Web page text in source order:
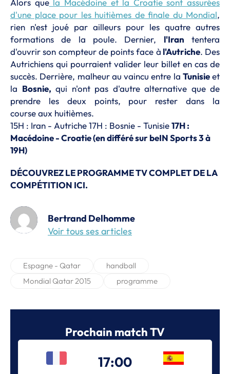
Alors quela Macédoine et la Croatie sont assurées
d'une place pour les huitièmes de finale du Mondial,
rien n'est joué par ailleurs pour les quatre autres
formations de la poule. Dernier, l'Iran tentera
d'ouvrir son compteur de points face à l'Autriche. Des
Autrichiens qui pourraient valider leur billet en cas de
succès. Derrière, malheur au vaincu entre la Tunisieet
la Bosnie, qui n'ont pas d'autre alternative que de
prendre les deux points, pour rester dans la
course aux huitièmes.
15H : Iran - Autriche 17H : Bosnie - Tunisie17H :
Macédoine - Croatie (en différé sur beIN Sports 3 à
19H)
DÉCOUVREZ LE PROGRAMME TV COMPLET DE LA
COMPÉTITION ICI.
Bertrand Delhomme
Voir tous ses articles
Espagne - Qatar
handball
Mondial Qatar 2015
programme
Prochain match TV
17:00